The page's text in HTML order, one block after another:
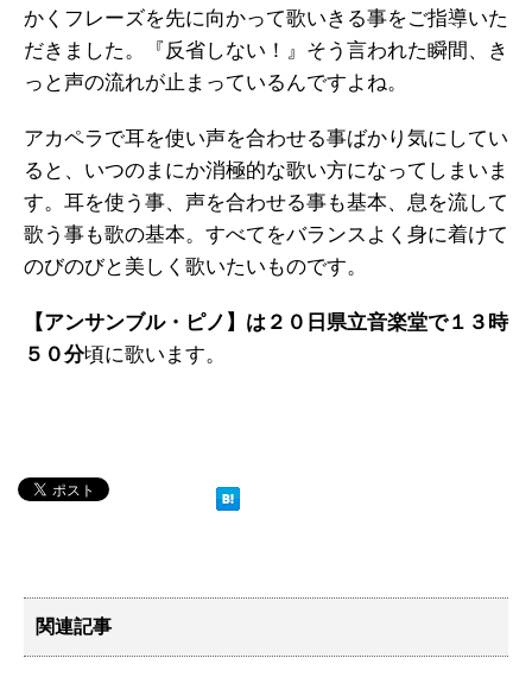
かくフレーズを先に向かって歌いきる事をご指導いた
だきました。『反省しない！』そう言われた瞬間、き
っと声の流れが止まっているんですよね。
アカペラで耳を使い声を合わせる事ばかり気にしてい
ると、いつのまにか消極的な歌い方になってしまいま
す。耳を使う事、声を合わせる事も基本、息を流して
歌う事も歌の基本。すべてをバランスよく身に着けて
のびのびと美しく歌いたいものです。
【アンサンブル・ピノ】は２０日県立音楽堂で１３時
５０分頃に歌います。
関連記事